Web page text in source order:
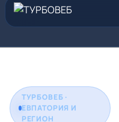
ТУРБОВЕБ ·
ЕВПАТОРИЯ И
РЕГИОН